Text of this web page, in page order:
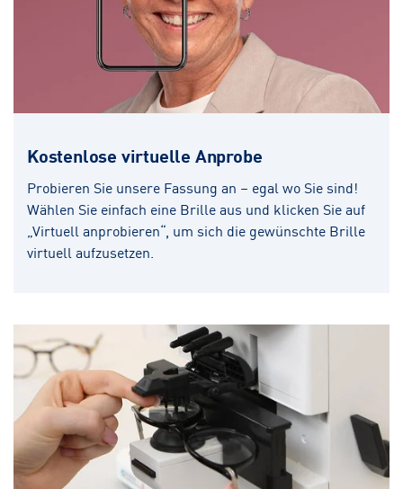
Kostenlose virtuelle Anprobe
Probieren Sie unsere Fassung an – egal wo Sie sind!
Wählen Sie einfach eine Brille aus und klicken Sie auf
„Virtuell anprobieren“, um sich die gewünschte Brille
virtuell aufzusetzen.